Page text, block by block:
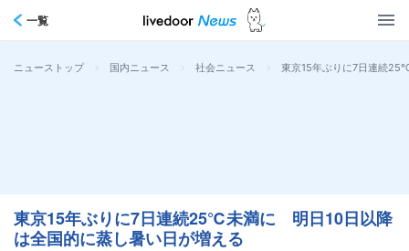
一覧
ニューストップ > 国内ニュース > 社会ニュース > 東京15年ぶりに7日連続
東京15年ぶりに7日連続25℃未満に 明日10日以降
は全国的に蒸し暑い日が増える